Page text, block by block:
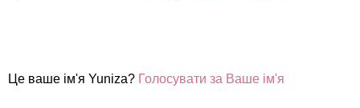
Це ваше ім'я Yuniza? Голосувати за Ваше ім'я